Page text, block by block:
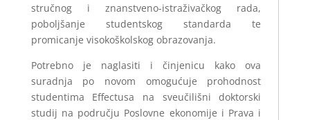
stručnog i znanstveno-istraživačkog rada,
poboljšanje studentskog standarda te
promicanje visokoškolskog obrazovanja.
Potrebno je naglasiti i činjenicu kako ova
suradnja po novom omogućuje prohodnost
studentima Effectusa na sveučilišni doktorski
studij na području Poslovne ekonomije i Prava i